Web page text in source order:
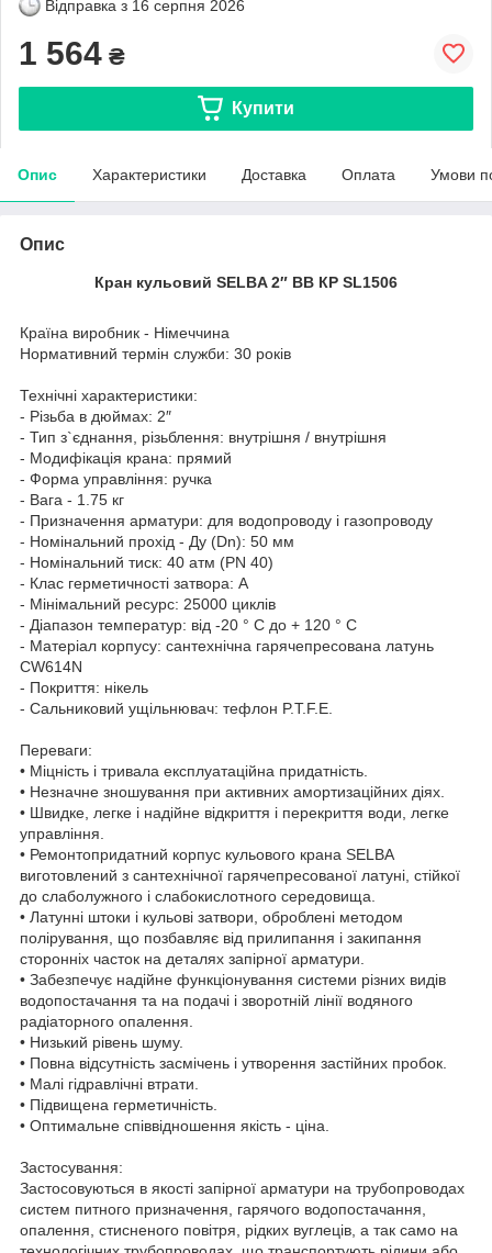
Відправка з 16 серпня 2026
1 564 ₴
Купити
Опис Характеристики Доставка Оплата Умови
Опис
Кран кульовий SELBA 2″ ВВ КР SL1506
Країна виробник - Німеччина
Нормативний термін служби: 30 років
Технічні характеристики:
- Різьба в дюймах: 2″
- Тип з`єднання, різьблення: внутрішня / внутрішня
- Модифікація крана: прямий
- Форма управління: ручка
- Вага - 1.75 кг
- Призначення арматури: для водопроводу і газопроводу
- Номінальний прохід - Ду (Dn): 50 мм
- Номінальний тиск: 40 атм (PN 40)
- Клас герметичності затвора: А
- Мінімальний ресурс: 25000 циклів
- Діапазон температур: від -20 ° С до + 120 ° С
- Матеріал корпусу: сантехнічна гарячепресована латунь
CW614N
- Покриття: нікель
- Сальниковий ущільнювач: тефлон P.T.F.E.
Переваги:
• Міцність і тривала експлуатаційна придатність.
• Незначне зношування при активних амортизаційних діях.
• Швидке, легке і надійне відкриття і перекриття води, легке
управління.
• Ремонтопридатний корпус кульового крана SELBA
виготовлений з сантехнічної гарячепресованої латуні, стійкої
до слаболужного і слабокислотного середовища.
• Латунні штоки і кульові затвори, оброблені методом
полірування, що позбавляє від прилипання і закипання
сторонніх часток на деталях запірної арматури.
• Забезпечує надійне функціонування системи різних видів
водопостачання та на подачі і зворотній лінії водяного
радіаторного опалення.
• Низький рівень шуму.
• Повна відсутність засмічень і утворення застійних пробок.
• Малі гідравлічні втрати.
• Підвищена герметичність.
• Оптимальне співвідношення якість - ціна.
Застосування:
Застосовуються в якості запірної арматури на трубопроводах
систем питного призначення, гарячого водопостачання,
опалення, стисненого повітря, рідких вуглеців, а так само на